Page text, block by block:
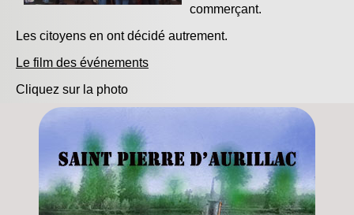
commerçant.
Les citoyens en ont décidé autrement.
Le film des événements
Cliquez sur la photo